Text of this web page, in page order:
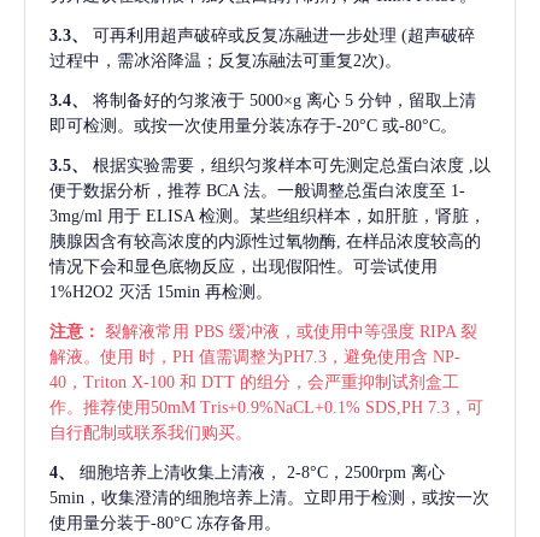
3.3、 可再利用超声破碎或反复冻融进一步处理 (超声破碎
过程中，需冰浴降温；反复冻融法可重复2次)。
3.4、 将制备好的匀浆液于 5000×g 离心 5 分钟，留取上清
即可检测。或按一次使用量分装冻存于-20°C 或-80°C。
3.5、 根据实验需要，组织匀浆样本可先测定总蛋白浓度 ,以
便于数据分析，推荐 BCA 法。一般调整总蛋白浓度至 1-
3mg/ml 用于 ELISA 检测。某些组织样本，如肝脏，肾脏，
胰腺因含有较高浓度的内源性过氧物酶, 在样品浓度较高的
情况下会和显色底物反应，出现假阳性。可尝试使用
1%H2O2 灭活 15min 再检测。
注意： 裂解液常用 PBS 缓冲液，或使用中等强度 RIPA 裂
解液。使用 时，PH 值需调整为PH7.3，避免使用含 NP-
40，Triton X-100 和 DTT 的组分，会严重抑制试剂盒工
作。推荐使用50mM Tris+0.9%NaCL+0.1% SDS,PH 7.3，可
自行配制或联系我们购买。
4、 细胞培养上清收集上清液，
2-8°C，2500rpm 离心
5min，收集澄清的细胞培养上清。立即用于检测，或按一次
使用量分装于-80°C 冻存备用。